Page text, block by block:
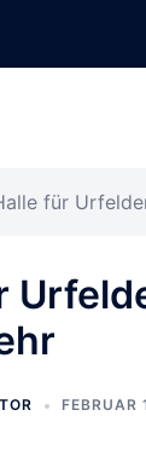
für